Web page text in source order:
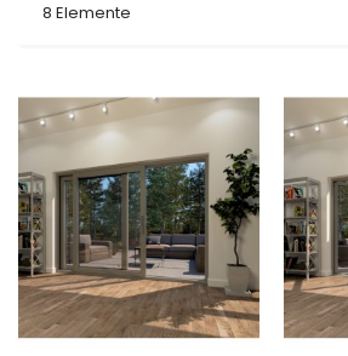
8 Elemente